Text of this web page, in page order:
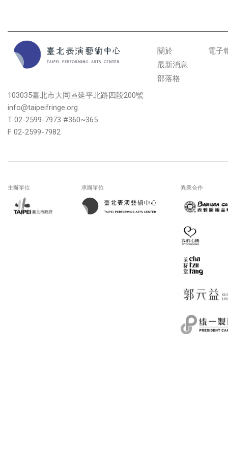
103035臺北市大同區延平北路四段200號
info@taipeifringe.org
T 02-2599-7973 #360~365
F 02-2599-7982
關於
最新消息
部落格
電子
主辦單位 承辦單位 異業合作